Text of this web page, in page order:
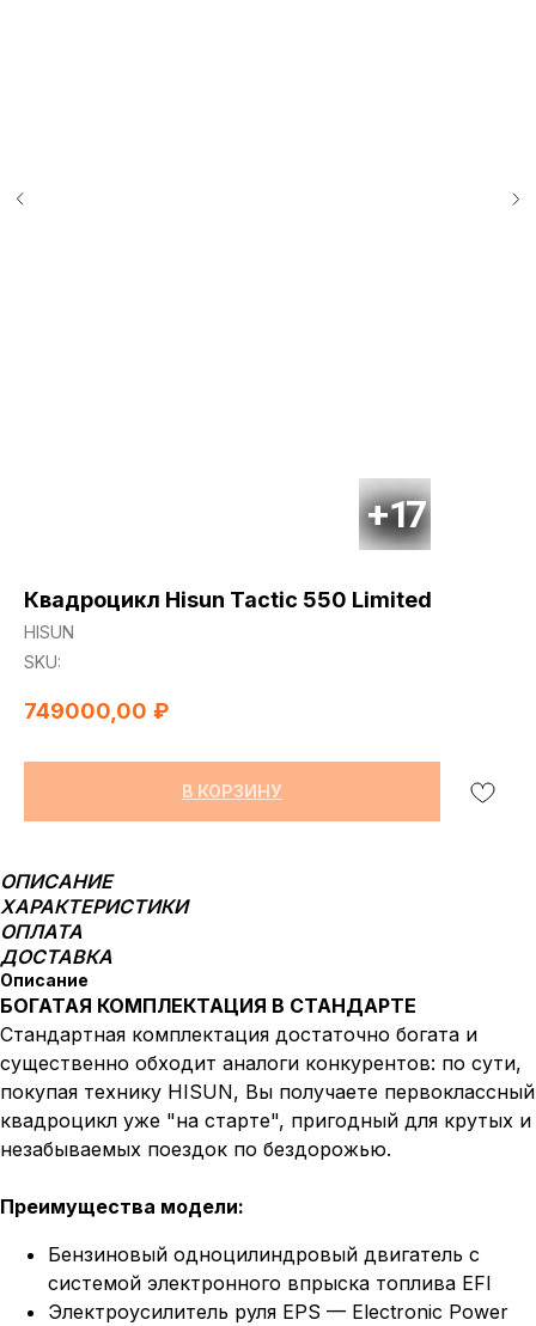
Квадроцикл Hisun Tactic 550 Limited
HISUN
SKU:
749000,00 ₽
В КОРЗИНУ
ОПИСАНИЕ
ХАРАКТЕРИСТИКИ
ОПЛАТА
ДОСТАВКА
Описание
БОГАТАЯ КОМПЛЕКТАЦИЯ В СТАНДАРТЕ
Стандартная комплектация достаточно богата и
существенно обходит аналоги конкурентов: по сути,
покупая технику HISUN, Вы получаете первоклассный
квадроцикл уже "на старте", пригодный для крутых и
незабываемых поездок по бездорожью.
Преимущества модели:
Бензиновый одноцилиндровый двигатель с
системой электронного впрыска топлива EFI
Электроусилитель руля EPS — Electronic Power